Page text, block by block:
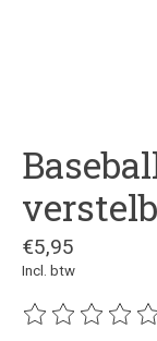
€5,95
Incl. btw
De beoordeling